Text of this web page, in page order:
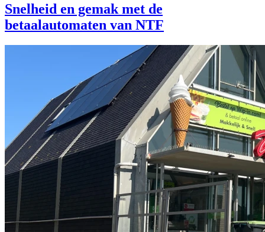
Snelheid en gemak met de
betaalautomaten van NTF